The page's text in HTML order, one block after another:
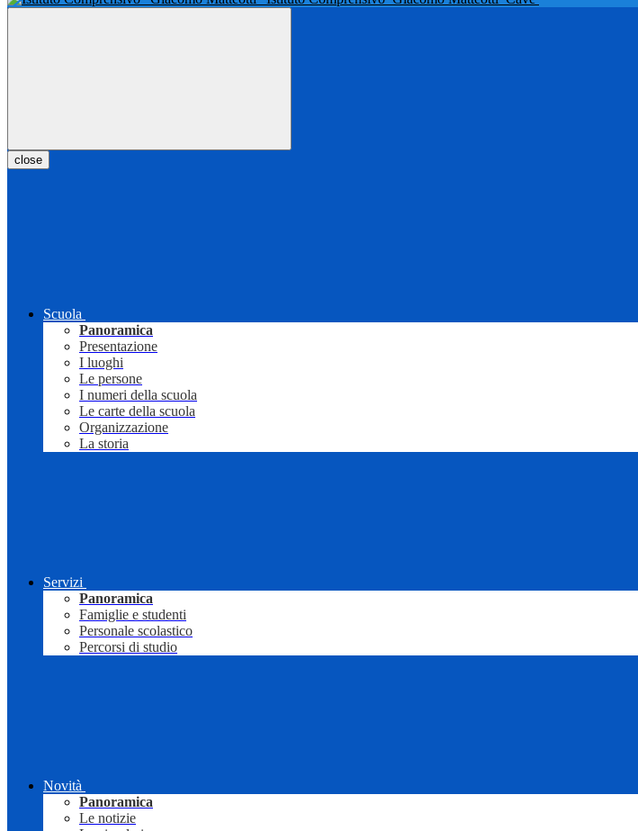
close
Scuola
Panoramica
Presentazione
I luoghi
Le persone
I numeri della scuola
Le carte della scuola
Organizzazione
La storia
Servizi
Panoramica
Famiglie e studenti
Personale scolastico
Percorsi di studio
Novità
Panoramica
Le notizie